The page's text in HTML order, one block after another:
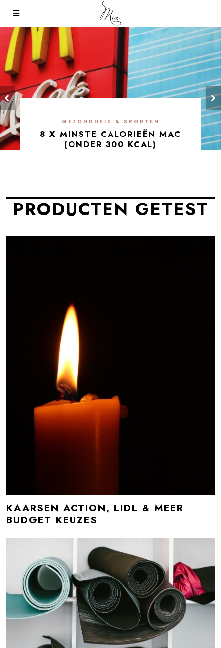
GEZONDHEID & SPORTEN
8 X MINSTE CALORIEËN MAC
(ONDER 300 KCAL)
PRODUCTEN GETEST
KAARSEN ACTION, LIDL & MEER
BUDGET KEUZES